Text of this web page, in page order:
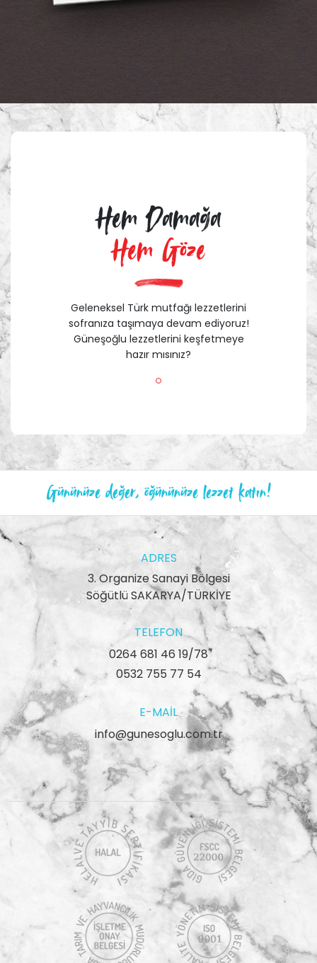
Hem Damağa
Hem Göze
Geleneksel Türk mutfağı lezzetlerini
sofranıza taşımaya devam ediyoruz!
Güneşoğlu lezzetlerini keşfetmeye
hazır mısınız?
Gününüze değer, öğününüze lezzet katın!
ADRES
3. Organize Sanayi Bölgesi
Söğütlü SAKARYA/TÜRKİYE
TELEFON
0264 681 46 19/78
0532 755 77 54
E-MAIL
info@gunesoglu.com.tr